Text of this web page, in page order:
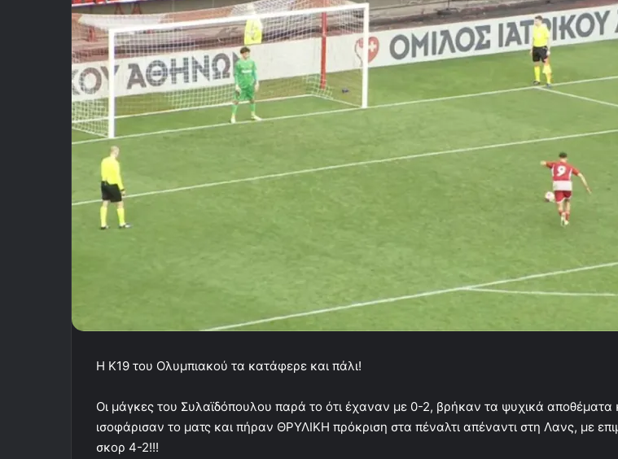
Η Κ19 του Ολυμπιακού τα κατάφερε και πάλι!
Οι μάγκες του Συλαϊδόπουλου παρά το ότι έχαναν με 0-2, βρήκαν τα ψυχικά αποθέματα
ισοφάρισαν το ματς και πήραν ΘΡΥΛΙΚΗ πρόκριση στα πέναλτι απέναντι στη Λανς, με
σκορ 4-2!!!